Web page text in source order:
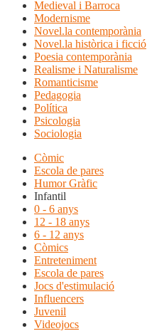
Medieval i Barroca
Modernisme
Novel.la contemporània
Novel.la històrica i ficció
Poesia contemporània
Realisme i Naturalisme
Romanticisme
Pedagogia
Política
Psicologia
Sociologia
Còmic
Escola de pares
Humor Gràfic
Infantil
0 - 6 anys
12 - 18 anys
6 - 12 anys
Còmics
Entreteniment
Escola de pares
Jocs d'estimulació
Influencers
Juvenil
Videojocs